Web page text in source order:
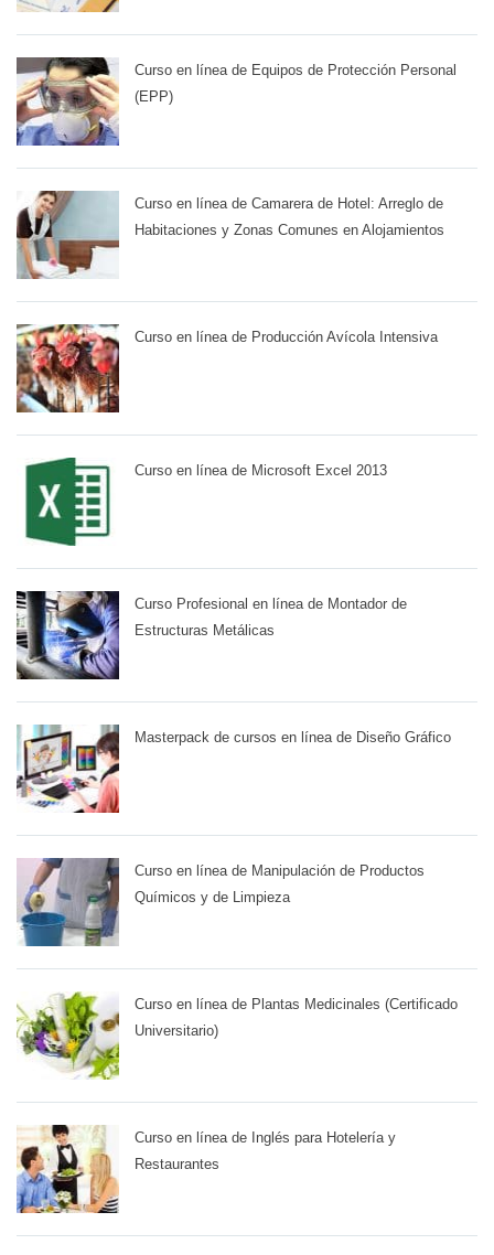
Curso en línea de Equipos de Protección Personal
(EPP)
Curso en línea de Camarera de Hotel: Arreglo de
Habitaciones y Zonas Comunes en Alojamientos
Curso en línea de Producción Avícola Intensiva
Curso en línea de Microsoft Excel 2013
Curso Profesional en línea de Montador de
Estructuras Metálicas
Masterpack de cursos en línea de Diseño Gráfico
Curso en línea de Manipulación de Productos
Químicos y de Limpieza
Curso en línea de Plantas Medicinales (Certificado
Universitario)
Curso en línea de Inglés para Hotelería y
Restaurantes